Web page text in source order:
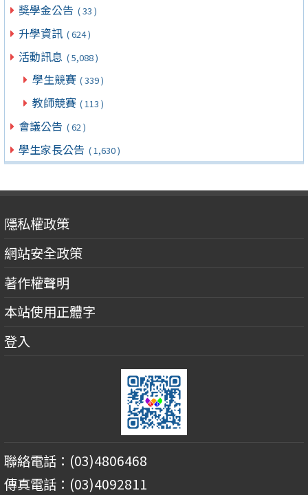
獎學金公告 ( 33 )
升學資訊 ( 624 )
活動訊息 ( 5,088 )
學生競賽 ( 339 )
教師競賽 ( 113 )
會議公告 ( 62 )
學生家長公告 ( 1,630 )
隱私權政策
網站安全政策
著作權聲明
本站使用正體字
登入
聯絡電話：(03)4806468
傳真電話：(03)4092811